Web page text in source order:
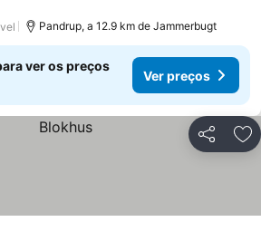
Pandrup, a 12.9 km de Jammerbugt
ver os preços
Ver preços
Partilhar